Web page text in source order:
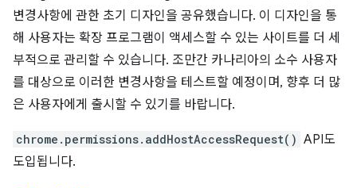
변경사항에 관한 초기 디자인을 공유했습니다. 이 디자인을 통
해 사용자는 확장 프로그램이 액세스할 수 있는 사이트를 더 세
부적으로 관리할 수 있습니다. 조만간 카나리아의 소수 사용자
를 대상으로 이러한 변경사항을 테스트할 예정이며, 향후 더 많
은 사용자에게 출시할 수 있기를 바랍니다.
chrome.permissions.addHostAccessRequest() API도
도입됩니다.